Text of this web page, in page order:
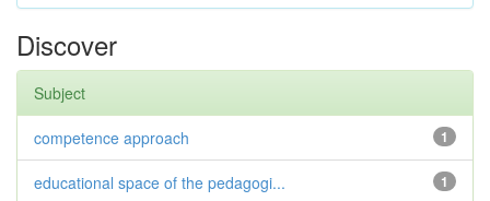
Discover
Subject
1
competence approach
1
educational space of the pedagogi...